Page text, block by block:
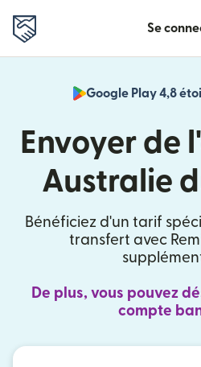
Se
Google Play 4,8
Envoyer de
Australie
Bénéficiez d'un tarif
transfert avec
De plus, vous pouvez
compte